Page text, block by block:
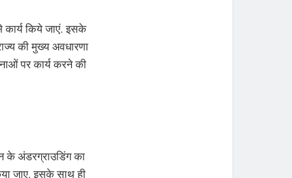
कार्य किये जाएं. इसके
की मुख्य अवधारणा
पर कार्य करने की
के अंडरग्राउडिंग का
जाए. इसके साथ ही